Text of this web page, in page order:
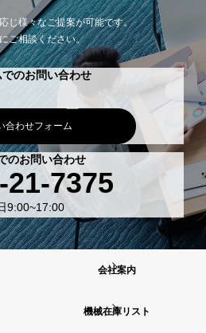
じ様々なご提案が可能です。
ご相談ください。
でのお問い合わせ
合わせフォーム
のお問い合わせ
21-7375
9:00~17:00
会社案内
機械在庫リスト